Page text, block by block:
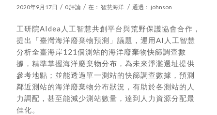
2020年9月17日 / 0 評論 / 在： 智慧海洋 / 通過： johnson
工研院AIdea人工智慧共創平台與荒野保護協會合作，
提出「臺灣海洋廢棄物預測」議題，運用AI人工智慧
分析全臺海岸121個測站的海洋廢棄物快篩調查數
據，精準掌握海洋廢棄物分布，為未來淨灘選址提供
參考地點；並能透過單一測站的快篩調查數據，預測
鄰近測站的海洋廢棄物分布狀況，有助於各測站的人
力調配，甚至能減少測站數量，達到人力資源分配最
佳化。